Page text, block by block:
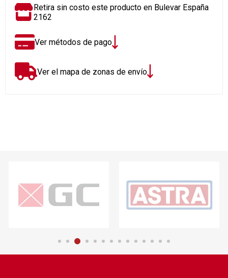
Retira sin costo este producto en Bulevar España
2162
Ver métodos de pago
Ver el mapa de zonas de envío